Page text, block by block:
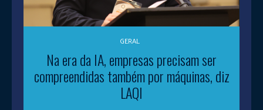
GERAL
Na era da IA, empresas precisam ser
compreendidas também por máquinas, diz
LAQI